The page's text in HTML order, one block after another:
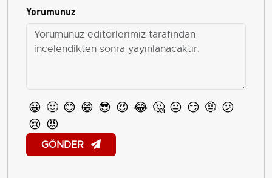
Yorumunuz
😀 🙂 😊 😁 😎 😍 😂 🤔 😐 😏 🤨 😕
😢 😡
GÖNDER